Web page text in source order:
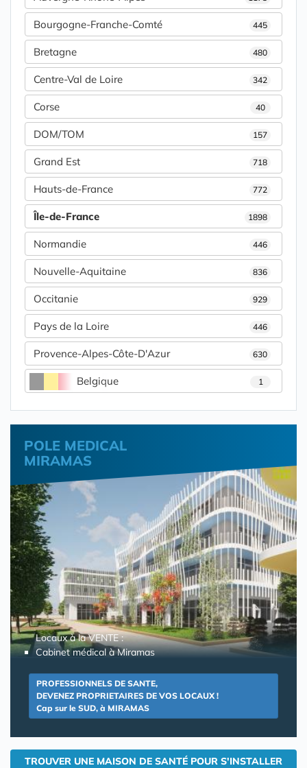
Bourgogne-Franche-Comté 445
Bretagne 480
Centre-Val de Loire 342
Corse 40
DOM/TOM 157
Grand Est 718
Hauts-de-France 772
Île-de-France 1898
Normandie 446
Nouvelle-Aquitaine 836
Occitanie 929
Pays de la Loire 446
Provence-Alpes-Côte-D'Azur 630
Belgique 1
POLE MEDICAL
MIRAMAS
Locaux à la VENTE :
Cabinet médical à Miramas
PROFESSIONNELS DE SANTE,
DEVENEZ PROPRIETAIRES DE VOS LOCAUX !
Cap sur le SUD, à MIRAMAS
TROUVER UNE MAISON DE SANTÉ POUR S'INSTALLER